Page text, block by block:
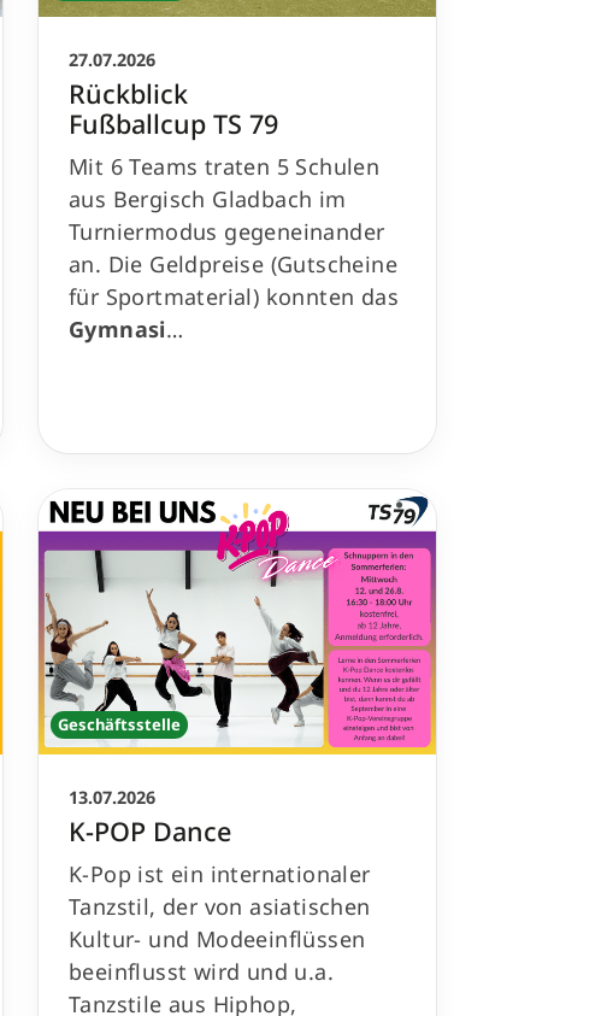
27.07.2026
Rückblick
Fußballcup TS 79
Mit 6 Teams traten 5 Schulen
aus Bergisch Gladbach im
Turniermodus gegeneinander
an. Die Geldpreise (Gutscheine
für Sportmaterial) konnten das
Gymnasi…
Geschäftsstelle
13.07.2026
K-POP Dance
K-Pop ist ein internationaler
Tanzstil, der von asiatischen
Kultur- und Modeeinflüssen
beeinflusst wird und u.a.
Tanzstile aus Hiphop,